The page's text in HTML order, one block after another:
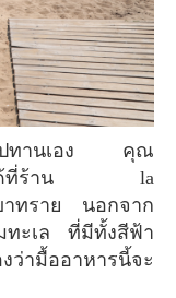
ารได้ที่ร้าน la
าทราย นอกจาก
ทะเล ที่มีทั้งสีฟ้า
งว่ามื้ออาหารนี้จะ